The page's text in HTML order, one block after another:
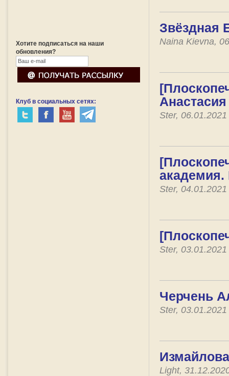
Хотите подписаться на наши
обновления?
Клуб в социальных сетях:
Звёздная
Naina Kievna,
Ster,
академия.
Ster,
Ster,
Черчень
Ster,
Light,